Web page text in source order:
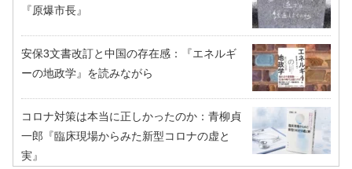
『原爆市長』
安保3文書改訂と中国の存在感：『エネルギ
ーの地政学』を読みながら
コロナ対策は本当に正しかったのか：青柳貞
一郎『臨床現場からみた新型コロナの虚と
実』